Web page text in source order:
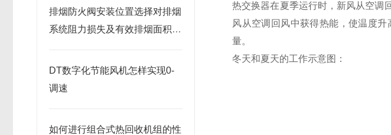
排烟防火阀安装位置选择对排烟
系统阻力损失及有效排烟面积的
DT数字化节能风机怎样实现0-
调速
如何进行组合式热回收机组的性
热交换器在夏季运行时，新风从空调
风从空调回风中获得热能，使温度
量。
冬天和夏天的工作示意图：